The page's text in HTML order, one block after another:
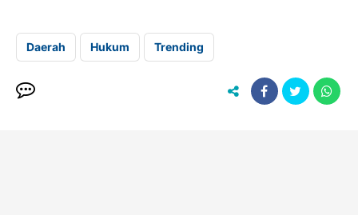
Daerah Hukum Trending